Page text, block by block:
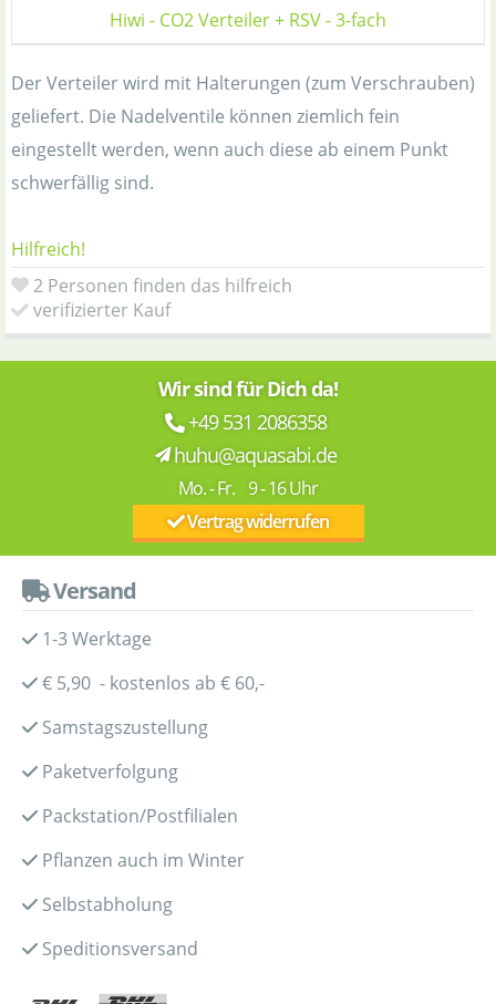
Hiwi - CO2 Verteiler + RSV - 3-fach
Der Verteiler wird mit Halterungen (zum Verschrauben)
geliefert. Die Nadelventile können ziemlich fein
eingestellt werden, wenn auch diese ab einem Punkt
schwerfällig sind.
Hilfreich!
2 Personen finden das hilfreich
verifizierter Kauf
Wir sind für Dich da!
+49 531 2086358
huhu@aquasabi.de
Mo. - Fr. 9 - 16 Uhr
Vertrag widerrufen
Versand
1-3 Werktage
€ 5,90 - kostenlos ab € 60,-
Samstagszustellung
Paketverfolgung
Packstation/Postfilialen
Pflanzen auch im Winter
Selbstabholung
Speditionsversand